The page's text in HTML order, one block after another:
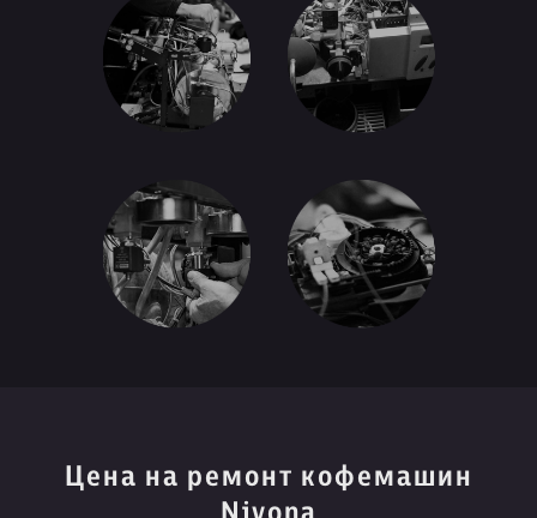
Цена на ремонт кофемашин